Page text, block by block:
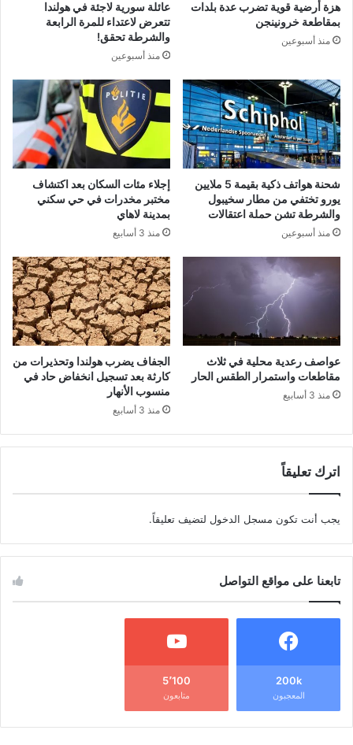
هزة أرضية قوية تضرب عدة بلدات
بمقاطعة خرونينجن
منذ أسبوعين
عائلة سورية لاجئة في هولندا
تتعرض لاعتداء للمرة الرابعة
والشرطة تحقق!
منذ أسبوعين
شحنة هواتف ذكية بقيمة 5 ملايين
يورو تختفي من مطار سخيبول
والشرطة تشن حملة اعتقالات
منذ أسبوعين
إجلاء مئات السكان بعد اكتشاف
مختبر مخدرات في حي سكني
بمدينة لاهاي
منذ 3 أسابيع
عواصف رعدية محلية في ثلاث
مقاطعات واستمرار الطقس الحار
منذ 3 أسابيع
الجفاف يضرب هولندا وتحذيرات من
كارثة بعد تسجيل انخفاض حاد في
منسوب الأنهار
منذ 3 أسابيع
اترك تعليقاً
يجب أنت تكون مسجل الدخول لتضيف تعليقاً.
تابعنا على مواقع التواصل
200k
المعجبون
5٬100
متابعون